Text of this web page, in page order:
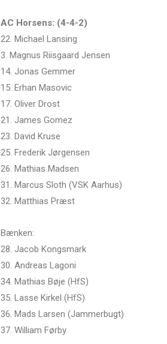
AC Horsens: (4-4-2)
22. Michael Lansing
3. Magnus Riisgaard Jensen
14. Jonas Gemmer
15. Erhan Masovic
17. Oliver Drost
21. James Gomez
23. David Kruse
25. Frederik Jørgensen
26. Mathias Madsen
31. Marcus Sloth (VSK Aarhus)
32. Matthias Præst
Bænken:
28. Jacob Kongsmark
30. Andreas Lagoni
34. Mathias Bøje (HfS)
35. Lasse Kirkel (HfS)
36. Mads Larsen (Jammerbugt)
37. William Førby